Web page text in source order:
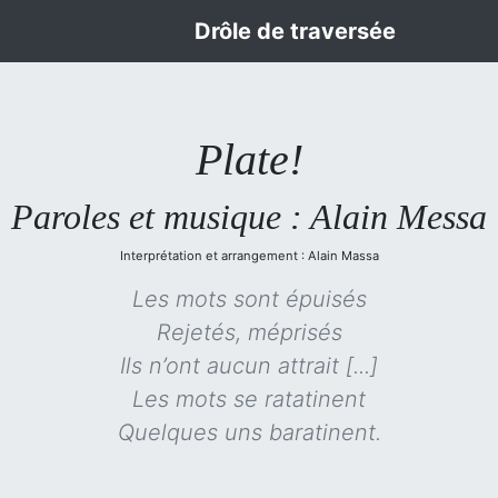
Drôle de traversée
Plate!
Paroles et musique : Alain Messa
Interprétation et arrangement : Alain Massa
Les mots sont épuisés
Rejetés, méprisés
Ils n’ont aucun attrait [...]
Les mots se ratatinent
Quelques uns baratinent.